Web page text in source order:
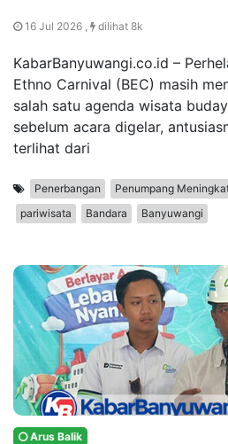
16 Jul 2026 , dilihat 8k
KabarBanyuwangi.co.id –
Ethno Carnival (BEC) masih
salah satu agenda wisata
sebelum acara digelar,
terlihat dari
Penerbangan Penumpang
pariwisata
Bandara Banyuwangi
Arus Balik